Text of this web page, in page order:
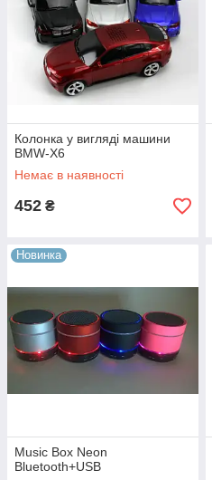
Колонка у вигляді машини
BMW-X6
Немає в наявності
452 ₴
Новинка
Music Box Neon
Bluetooth+USB